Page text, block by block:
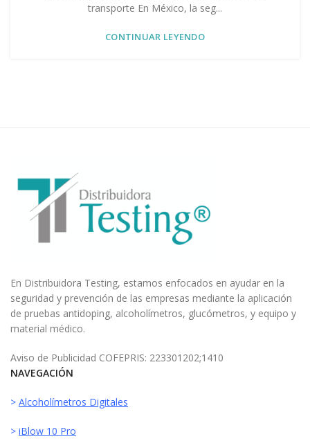
transporte En México, la seg...
CONTINUAR LEYENDO
En Distribuidora Testing, estamos enfocados en ayudar en la
seguridad y prevención de las empresas mediante la aplicación
de pruebas antidoping, alcoholímetros, glucómetros, y equipo y
material médico.
Aviso de Publicidad COFEPRIS: 223301202;1410
NAVEGACIÓN
> Alcoholímetros Digitales
> iBlow 10 Pro